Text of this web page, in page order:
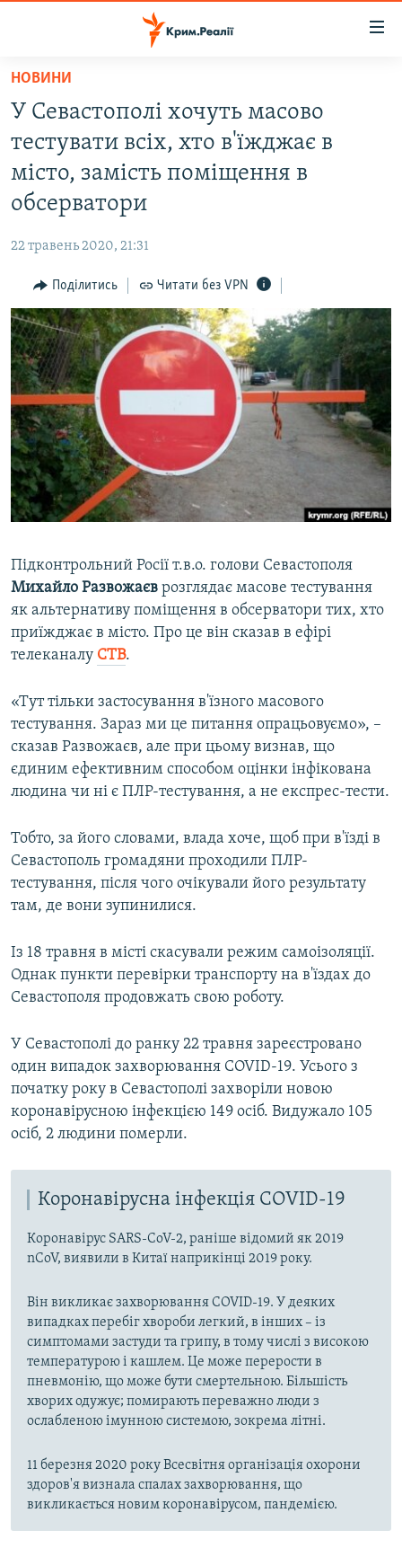
Перейти
основного
матеріалу
Перейти
до
основної
Перейти
пошуку
ВІДЕО ТА ФОТО
ПОЛІТИКА
ПОГЛЯД
ІНТЕРВ'Ю
ВСЕ ЗА ДЕНЬ
СПЕЦПРОЕКТИ
ДЕПОРТАЦІЯ
ВІДЕОУРОКИ «ELIFBE»
СВІДЧЕННЯ ОКУПАЦІЇ
УКРАЇНСЬКА ПРОБЛЕМА КРИМУ
ІНФОГРАФІКА
ЯК ОБІЙТИ БЛОКУВАННЯ
Русский
Qırımtatar
ДОЛУЧАЙСЯ!
НОВИНИ
У Севастополі хочуть масово
тестувати всіх, хто в'їжджає в
місто, замість поміщення в
обсерватори
22 травень 2020, 21:31
Поділитись Читати без VPN
Підконтрольний Росії т.в.о. голови Севастополя
Михайло Развожаєв розглядає масове тестування
як альтернативу поміщення в обсерватори тих, хто
приїжджає в місто. Про це він сказав в ефірі
телеканалу СТВ.
«Тут тільки застосування в'їзного масового
тестування. Зараз ми це питання опрацьовуємо», –
сказав Развожаєв, але при цьому визнав, що
єдиним ефективним способом оцінки інфікована
людина чи ні є ПЛР-тестування, а не експрес-тести.
Тобто, за його словами, влада хоче, щоб при в'їзді в
Севастополь громадяни проходили ПЛР-
тестування, після чого очікували його результату
там, де вони зупинилися.
Із 18 травня в місті скасували режим самоізоляції.
Однак пункти перевірки транспорту на в'їздах до
Севастополя продовжать свою роботу.
У Севастополі до ранку 22 травня зареєстровано
один випадок захворювання COVID-19. Усього з
початку року в Севастополі захворіли новою
коронавірусною інфекцією 149 осіб. Видужало 105
осіб, 2 людини померли.
Коронавірусна інфекція COVID-19
Коронавірус SARS-CoV-2, раніше відомий як 2019
nCoV, виявили в Китаї наприкінці 2019 року.
Він викликає захворювання COVID-19. У деяких
випадках перебіг хвороби легкий, в інших – із
симптомами застуди та грипу, в тому числі з високою
температурою і кашлем. Це може перерости в
пневмонію, що може бути смертельною. Більшість
хворих одужує; помирають переважно люди з
ослабленою імунною системою, зокрема літні.
11 березня 2020 року Всесвітня організація охорони
здоров'я визнала спалах захворювання, що
викликається новим коронавірусом, пандемією.